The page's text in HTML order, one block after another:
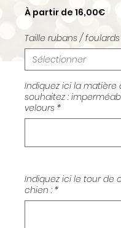
À partir de 16,00€Prix
Taille rubans / foulards
Indiquez ici la matière
souhaitez :
velours *
Indiquez ici le tour de
chien : *